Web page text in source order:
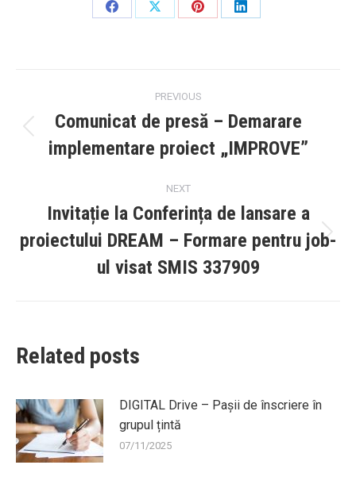
Share
Share
Share
Share
navigation
PREVIOUS
post:
Comunicat de presă – Demarare
implementare proiect „IMPROVE”
NEXT
Next
post:
Invitație la Conferința de lansare a
proiectului DREAM – Formare pentru job-
ul visat SMIS 337909
Related posts
DIGITAL Drive – Pașii de înscriere în
grupul țintă
07/11/2025